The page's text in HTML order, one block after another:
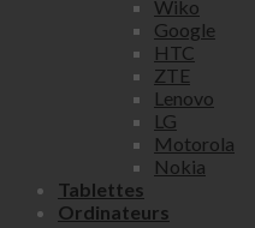
Wiko
Google
HTC
ZTE
Lenovo
LG
Motorola
Nokia
Tablettes
Ordinateurs